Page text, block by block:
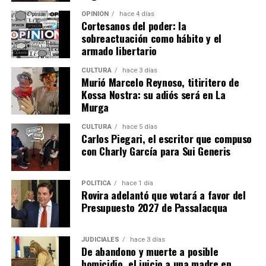
“Las consideramos como la principal herramienta que le
podemos facilitar a los chicos que están en el proceso de
búsqueda laboral”, sostuvo Abrazian.
Las propuestas se dividen en cuatro ejes. El primero está
orientado al primer empleo e incluye talleres propios
sobre armado de currículum, entrevistas laborales,
orientación laboral, coaching para el empleo,
empleabilidad y oratoria.
Además, se dictan capacitaciones para emprendedores,
cursos de oficios y formaciones en habilidades aplicables
al empleo formal, como informática, Excel, diseño,
marketing, manejo de redes sociales y fotografía.
Las últimas tres categorías se desarrollan junto a
instituciones educativas, cámaras empresariales,
centros de formación profesional, institutos
tecnológicos y profesionales externos.
OPINIÓN hace 4 días
Cortesanos del poder: la
sobreactuación como hábito y el
armado libertario
CULTURA hace 3 días
Murió Marcelo Reynoso, titiritero de
Kossa Nostra: su adiós será en La
Murga
CULTURA hace 5 días
Carlos Piegari, el escritor que compuso
con Charly García para Sui Generis
POLÍTICA hace 1 día
Rovira adelantó que votará a favor del
Presupuesto 2027 de Passalacqua
JUDICIALES hace 3 días
De abandono y muerte a posible